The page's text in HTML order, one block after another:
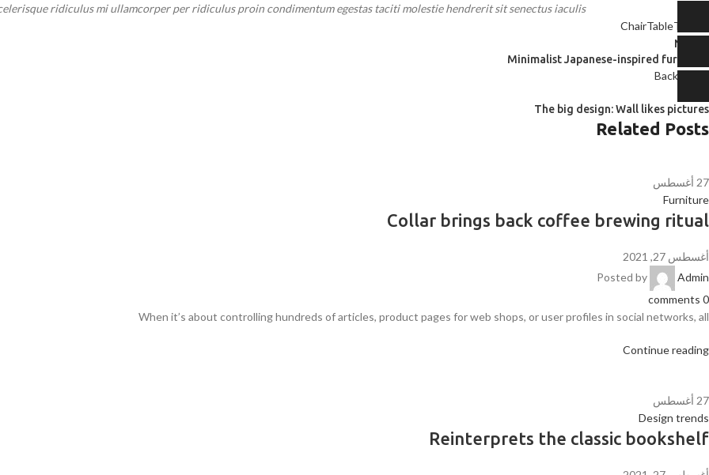
ridiculus mi ullamcorper per ridiculus proin condimentum egestas taciti molestie hendrerit sit senectus iaculis.
ChairTableTrends
Newer
Minimalist Japanese-inspired furniture
Back to list
The big design: Wall likes pictures
Related Posts
27 أغسطس
Furniture
Collar brings back coffee brewing ritual
أغسطس 27, 2021
Posted by
Admin
0
comments
When it’s about controlling hundreds of articles, product pages for web shops, or user profiles in social networks, all
Continue reading
27 أغسطس
Design trends
Reinterprets the classic bookshelf